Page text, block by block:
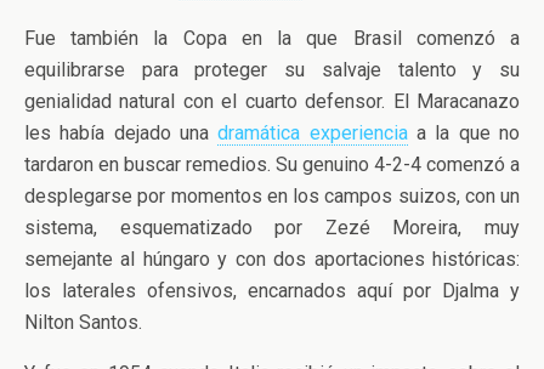
Fue también la Copa en la que Brasil comenzó a
equilibrarse para proteger su salvaje talento y su
genialidad natural con el cuarto defensor. El Maracanazo
les había dejado unadramática experienciaa la que no
tardaron en buscar remedios. Su genuino 4-2-4 comenzó a
desplegarse por momentos en los campos suizos, con un
sistema, esquematizado por Zezé Moreira, muy
semejante al húngaro y con dos aportaciones históricas:
los laterales ofensivos, encarnados aquí por Djalma y
Nilton Santos.